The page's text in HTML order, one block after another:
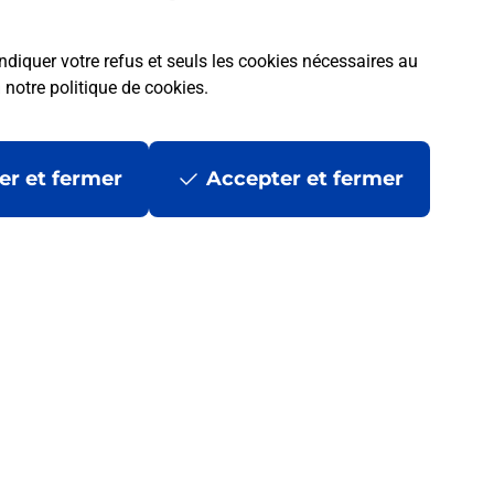
votre refus et seuls les cookies nécessaires au
notre politique de cookies.
et fermer Accepter et fermer